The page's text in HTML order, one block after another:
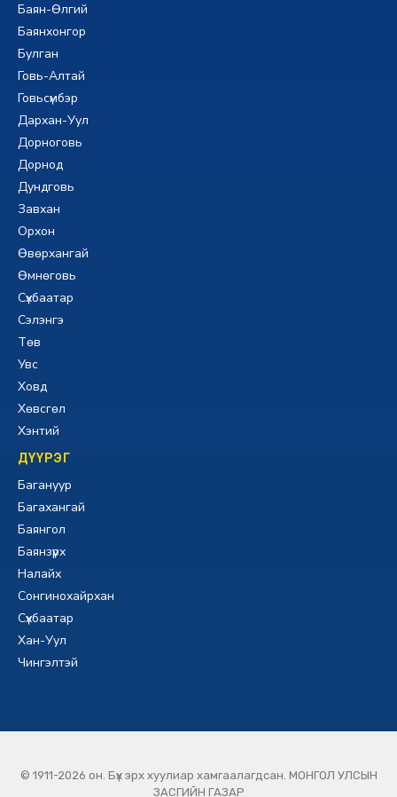
Баян-Өлгий
Баянхонгор
Булган
Говь-Алтай
Говьсүмбэр
Дархан-Уул
Дорноговь
Дорнод
Дундговь
Завхан
Орхон
Өвөрхангай
Өмнөговь
Сүхбаатар
Сэлэнгэ
Төв
Увс
Ховд
Хөвсгөл
Хэнтий
ДҮҮРЭГ
Багануур
Багахангай
Баянгол
Баянзүрх
Налайх
Сонгинохайрхан
Сүхбаатар
Хан-Уул
Чингэлтэй
© 1911-2026 он. Бүх эрх хуулиар хамгаалагдсан. МОНГОЛ УЛСЫН
ЗАСГИЙН ГАЗАР